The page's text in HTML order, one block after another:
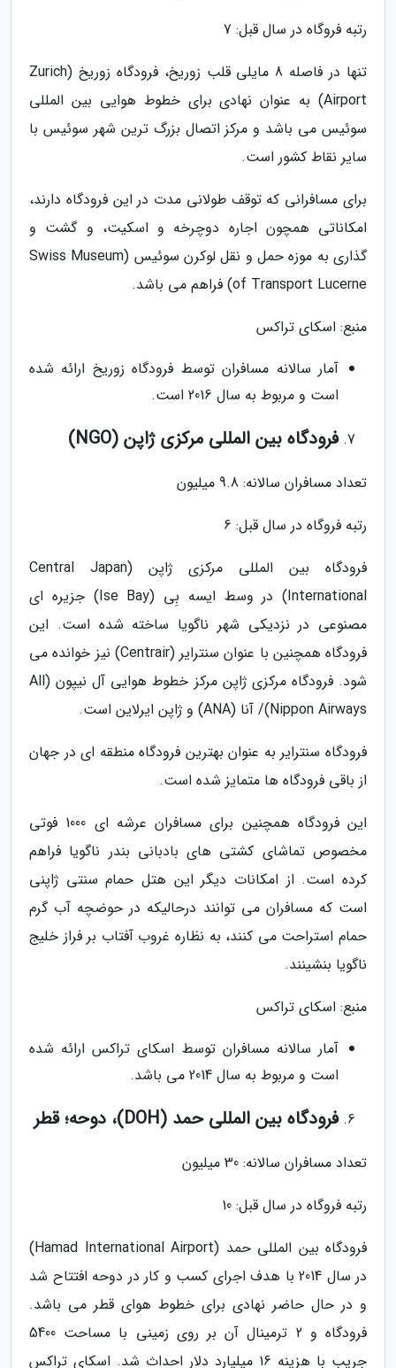
رتبه فروگاه در سال قبل: 7
تنها در فاصله 8 مایلی قلب زوریخ، فرودگاه زوریخ (Zurich
Airport) به عنوان نهادی برای خطوط هوایی بین المللی
سوئیس می باشد و مرکز اتصال بزرگ ترین شهر سوئیس با
سایر نقاط کشور است.
برای مسافرانی که توقف طولانی مدت در این فرودگاه دارند،
امکاناتی همچون اجاره دوچرخه و اسکیت، و گشت و
گذاری به موزه حمل و نقل لوکرن سوئیس (Swiss Museum
of Transport Lucerne) فراهم می باشد.
منبع: اسکای تراکس
آمار سالانه مسافران توسط فرودگاه زوریخ ارائه شده
است و مربوط به سال 2016 است.
فرودگاه بین المللی مرکزی ژاپن (NGO)
تعداد مسافران سالانه: 9.8 میلیون
رتبه فروگاه در سال قبل: 6
فرودگاه بین المللی مرکزی ژاپن (Central Japan
International) در وسط ایسه بِی (Ise Bay) جزیره ای
مصنوعی در نزدیکی شهر ناگویا ساخته شده است. این
فرودگاه همچنین با عنوان سنترایر (Centrair) نیز خوانده می
شود. فرودگاه مرکزی ژاپن مرکز خطوط هوایی آل نیپون (All
Nippon Airways)/ آنا (ANA) و ژاپن ایرلاین است.
فرودگاه سنترایر به عنوان بهترین فرودگاه منطقه ای در جهان
از باقی فرودگاه ها متمایز شده است.
این فرودگاه همچنین برای مسافران عرشه ای 1000 فوتی
مخصوص تماشای کشتی های بادبانی بندر ناگویا فراهم
کرده است. از امکانات دیگر این هتل حمام سنتی ژاپنی
است که مسافران می توانند درحالیکه در حوضچه آب گرم
حمام استراحت می کنند، به نظاره غروب آفتاب بر فراز خلیج
ناگویا بنشینند.
منبع: اسکای تراکس
آمار سالانه مسافران توسط اسکای تراکس ارائه شده
است و مربوط به سال 2014 می باشد.
فرودگاه بین المللی حمد (DOH)، دوحه؛ قطر
تعداد مسافران سالانه: 30 میلیون
رتبه فروگاه در سال قبل: 10
فرودگاه بین المللی حمد (Hamad International Airport)
در سال 2014 با هدف اجرای کسب و کار در دوحه افتتاح شد
و در حال حاضر نهادی برای خطوط هوای قطر می باشد.
فرودگاه و 2 ترمینال آن بر روی زمینی با مساحت 5400
جریب با هزینه 16 میلیارد دلار احداث شد. اسکای تراکس